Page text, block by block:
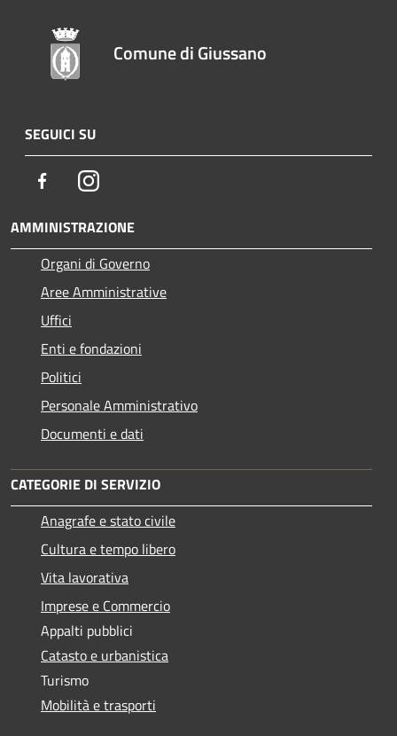
Comune di Giussano
SEGUICI SU
FacebookInstagram
AMMINISTRAZIONE
Organi di Governo
Aree Amministrative
Uffici
Enti e fondazioni
Politici
Personale Amministrativo
Documenti e dati
CATEGORIE DI SERVIZIO
Anagrafe e stato civile
Cultura e tempo libero
Vita lavorativa
Imprese e Commercio
Appalti pubblici
Catasto e urbanistica
Turismo
Mobilità e trasporti